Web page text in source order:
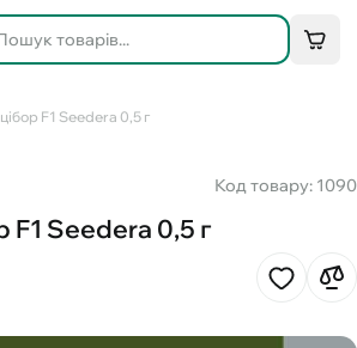
F1 Seedera 0,5 г
Код товару: 1090
F1 Seedera 0,5 г